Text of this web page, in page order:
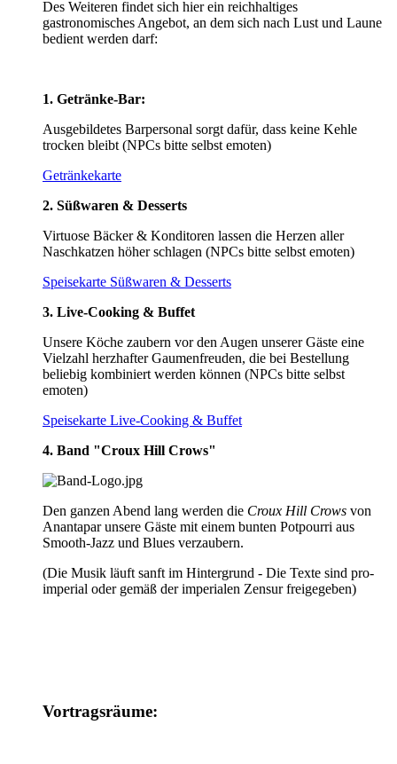
Des Weiteren findet sich hier ein reichhaltiges
gastronomisches Angebot, an dem sich nach Lust und Laune
bedient werden darf:
1. Getränke-Bar:
Ausgebildetes Barpersonal sorgt dafür, dass keine Kehle
trocken bleibt (NPCs bitte selbst emoten)
Getränkekarte
2. Süßwaren & Desserts
Virtuose Bäcker & Konditoren lassen die Herzen aller
Naschkatzen höher schlagen (NPCs bitte selbst emoten)
Speisekarte Süßwaren & Desserts
3. Live-Cooking & Buffet
Unsere Köche zaubern vor den Augen unserer Gäste eine
Vielzahl herzhafter Gaumenfreuden, die bei Bestellung
beliebig kombiniert werden können (NPCs bitte selbst
emoten)
Speisekarte Live-Cooking & Buffet
4. Band "Croux Hill Crows"
Den ganzen Abend lang werden die Croux Hill Crows von
Anantapar unsere Gäste mit einem bunten Potpourri aus
Smooth-Jazz und Blues verzaubern.
(Die Musik läuft sanft im Hintergrund - Die Texte sind pro-
imperial oder gemäß der imperialen Zensur freigegeben)
Vortragsräume: